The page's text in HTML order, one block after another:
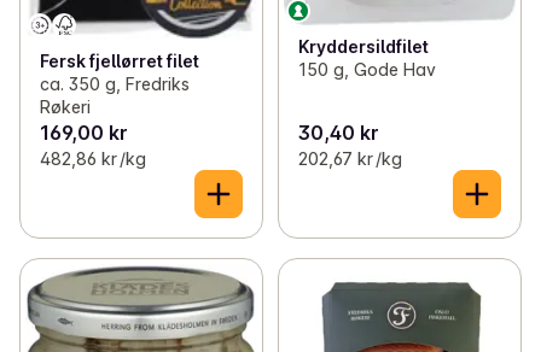
Fersk fjellørret filet
ca. 350 g, Fredriks
Røkeri
169,00 kr
482,86 kr /kg
Kryddersildfilet
150 g, Gode Hav
30,40 kr
202,67 kr /kg